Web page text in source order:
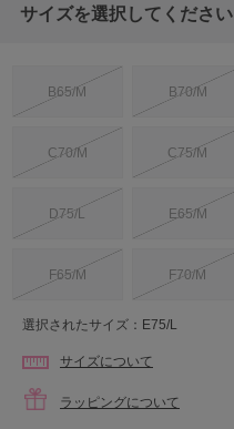
サイズを選択してください
B65/M B70/M
C70/M C75/M
D75/L E65/M
F65/M F70/M
選択されたサイズ：E75/L
サイズについて
ラッピングについて